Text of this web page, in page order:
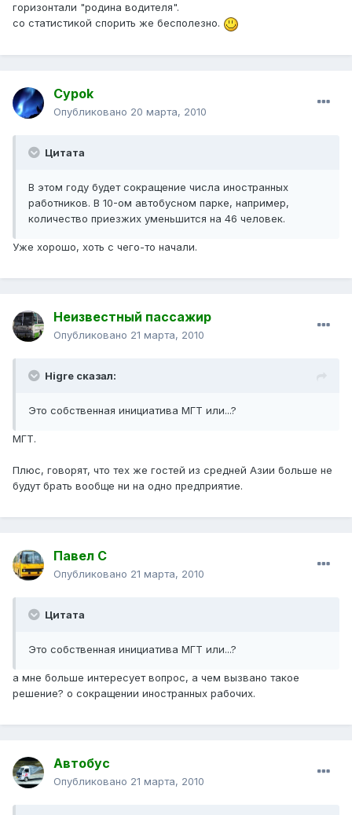
горизонтали "родина водителя".
со статистикой спорить же бесполезно.
Cypok
Опубликовано 20 марта, 2010
Цитата
В этом году будет сокращение числа иностранных
работников. В 10-ом автобусном парке, например,
количество приезжих уменьшится на 46 человек.
Уже хорошо, хоть с чего-то начали.
Неизвестный пассажир
Опубликовано 21 марта, 2010
Higre сказал:
Это собственная инициатива МГТ или...?
МГТ.
Плюс, говорят, что тех же гостей из средней Азии больше не
будут брать вообще ни на одно предприятие.
Павел С
Опубликовано 21 марта, 2010
Цитата
Это собственная инициатива МГТ или...?
а мне больше интересует вопрос, а чем вызвано такое
решение? о сокращении иностранных рабочих.
Автобус
Опубликовано 21 марта, 2010